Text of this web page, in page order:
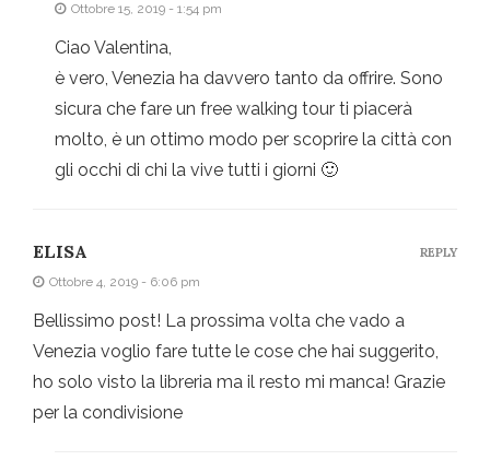
Ottobre 15, 2019 - 1:54 pm
Ciao Valentina,
è vero, Venezia ha davvero tanto da offrire. Sono
sicura che fare un free walking tour ti piacerà
molto, è un ottimo modo per scoprire la città con
gli occhi di chi la vive tutti i giorni 🙂
ELISA
Ottobre 4, 2019 - 6:06 pm
Bellissimo post! La prossima volta che vado a
Venezia voglio fare tutte le cose che hai suggerito,
ho solo visto la libreria ma il resto mi manca! Grazie
per la condivisione
REPLY